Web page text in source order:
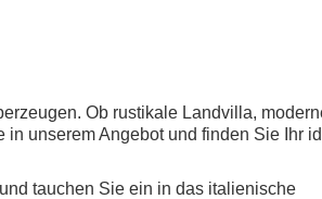
Ob rustikale Landvilla,
unserem Angebot und finden Sie Ihr
tauchen Sie ein in das italienische